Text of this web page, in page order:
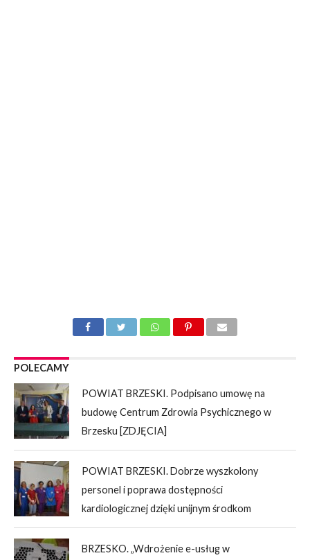
POLECAMY
POWIAT BRZESKI. Podpisano umowę na
budowę Centrum Zdrowia Psychicznego w
Brzesku [ZDJĘCIA]
POWIAT BRZESKI. Dobrze wyszkolony
personel i poprawa dostępności
kardiologicznej dzięki unijnym środkom
BRZESKO. „Wdrożenie e-usług w